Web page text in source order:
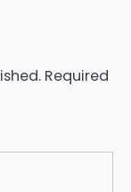
Required